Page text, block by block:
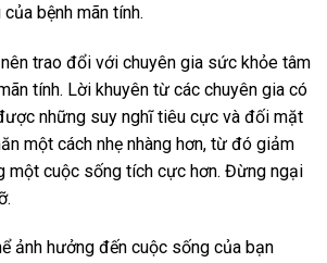
bệnh mãn tính.
trao đổi với chuyên gia sức khỏe tâm
tính. Lời khuyên từ các chuyên gia có
những suy nghĩ tiêu cực và đối mặt
một cách nhẹ nhàng hơn, từ đó giảm
một cuộc sống tích cực hơn. Đừng ngại
ảnh hưởng đến cuộc sống của bạn